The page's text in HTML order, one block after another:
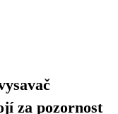
za pozornost